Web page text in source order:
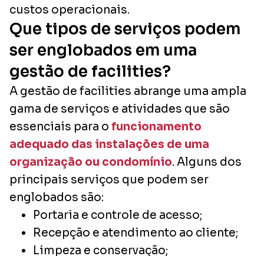
custos operacionais.
Que tipos de serviços podem
ser englobados em uma
gestão de facilities?
A gestão de facilities abrange uma ampla
gama de serviços e atividades que são
essenciais para o funcionamento
adequado das instalações de uma
organização ou condomínio. Alguns dos
principais serviços que podem ser
englobados são:
Portaria e controle de acesso;
Recepção e atendimento ao cliente;
Limpeza e conservação;